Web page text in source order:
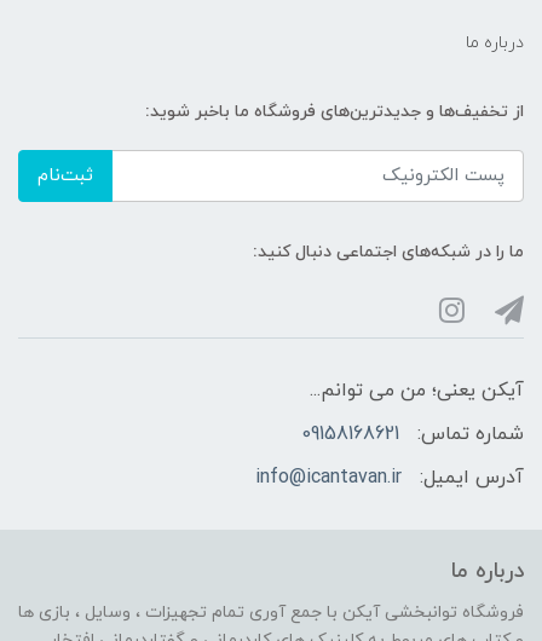
درباره ما
از تخفیف‌ها و جدیدترین‌های فروشگاه ما باخبر شوید:
ثبت‌نام
ما را در شبکه‌های اجتماعی دنبال کنید:
آیکن یعنی؛ من می توانم...
شماره تماس:
09158168621
آدرس ایمیل:
info@icantavan.ir
درباره ما
فروشگاه توانبخشی آیکن با جمع آوری تمام تجهیزات ، وسایل ، بازی ها